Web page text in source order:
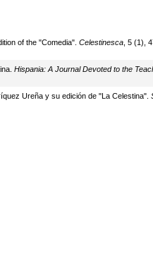
of the "Comedia". Celestinesca, 5 (1),
Hispania: A Journal Devoted to the
Ureña y su edición de "La Celestina".